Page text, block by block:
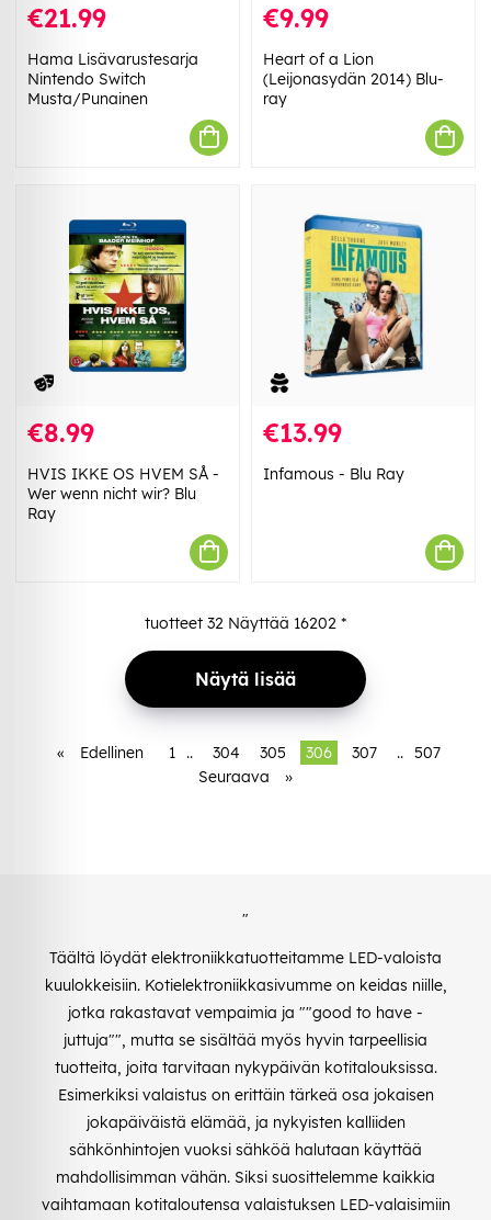
€21.99
Hama Lisävarustesarja
Nintendo Switch
Musta/Punainen
€9.99
Heart of a Lion
(Leijonasydän 2014) Blu-
ray
€8.99
HVIS IKKE OS HVEM SÅ -
Wer wenn nicht wir? Blu
Ray
€13.99
Infamous - Blu Ray
tuotteet 32 Näyttää 16202 *
Näytä lisää
« Edellinen 1 .. 304 305 306 307 .. 507
Seuraava
»
"
Täältä löydät elektroniikkatuotteitamme LED-valoista
kuulokkeisiin. Kotielektroniikkasivumme on keidas niille,
jotka rakastavat vempaimia ja ""good to have -
juttuja"", mutta se sisältää myös hyvin tarpeellisia
tuotteita, joita tarvitaan nykypäivän kotitalouksissa.
Esimerkiksi valaistus on erittäin tärkeä osa jokaisen
jokapäiväistä elämää, ja nykyisten kalliiden
sähkönhintojen vuoksi sähköä halutaan käyttää
mahdollisimman vähän. Siksi suosittelemme kaikkia
vaihtamaan kotitaloutensa valaistuksen LED-valaisimiin